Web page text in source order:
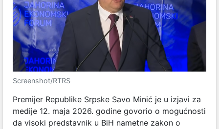
Screenshot/RTRS
Premijer Republike Srpske Savo Minić je u izjavi za
medije 12. maja 2026. godine govorio o mogućnosti
da visoki predstavnik u BiH nametne zakon o